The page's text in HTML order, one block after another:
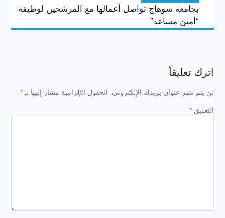
بجامعة سوهاج تواصل أعمالها مع المرشحين لوظيفة
“أمين مساعد”
اترك تعليقاً
لن يتم نشر عنوان بريدك الإلكتروني. الحقول الإلزامية مشار إليها بـ *
التعليق *